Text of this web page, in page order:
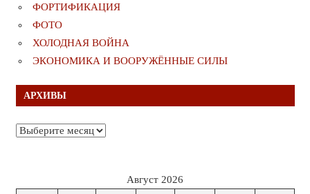
ФОРТИФИКАЦИЯ
ФОТО
ХОЛОДНАЯ ВОЙНА
ЭКОНОМИКА И ВООРУЖЁННЫЕ СИЛЫ
АРХИВЫ
Архивы
Август 2026